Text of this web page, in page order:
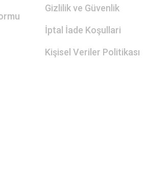
Gizlilik ve Güvenlik
İptal İade Koşullari
Kişisel Veriler Politikası